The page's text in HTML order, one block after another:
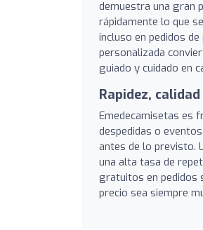
demuestra una gran
rápidamente lo que
incluso en pedidos
personalizada
guiado y cuidado en
Rapidez,
Emedecamisetas es
despedidas o
antes de lo previsto.
una alta tasa de
gratuitos en pedidos
precio sea siempre